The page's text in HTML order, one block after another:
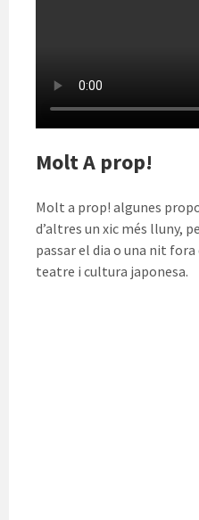
Molt A prop!
Molt a prop! algunes
d’altres un xic més lluny,
passar el dia o una nit fora
teatre i cultura japonesa.